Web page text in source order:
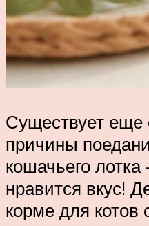
Существует еще
причины
кошачьего
нравится вкус!
корме для котов